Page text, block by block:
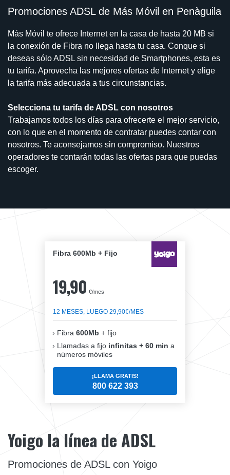
Promociones ADSL de Más Móvil en Penàguila
Más Móvil te ofrece Internet en la casa de hasta 20 MB si
la conexión de Fibra no llega hasta tu casa. Conque si
deseas sólo ADSL sin necesidad de Smartphones, esta es
tu tarifa. Aprovecha las mejores ofertas de Internet y elige
la tarifa más adecuada a tus circunstancias.
Selecciona tu tarifa de ADSL con nosotros
Trabajamos todos los días para ofrecerte el mejor servicio,
con lo que en el momento de contratar puedes contar con
nosotros. Te aconsejamos sin compromiso. Nuestros
operadores te contarán todas las ofertas para que puedas
escoger.
Fibra 600Mb + Fijo
19,90 €/mes
12 MESES, LUEGO 29,90€/MES
Fibra 600Mb + fijo
Llamadas a fijo infinitas + 60 min a
números móviles
¡LLAMA GRATIS!
800 622 393
Yoigo la línea de ADSL
Promociones de ADSL con Yoigo